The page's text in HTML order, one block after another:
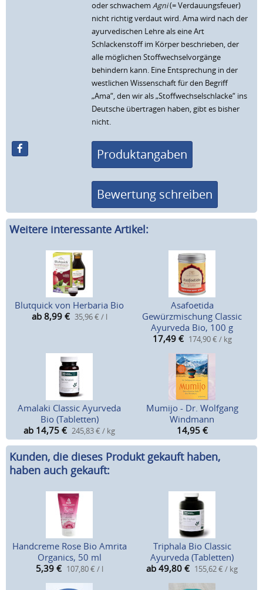
oder schwachemAgni(= Verdauungsfeuer)
nicht richtig verdaut wird. Ama wird nach der
ayurvedischen Lehre als eine Art
Schlackenstoff im Körper beschrieben, der
alle möglichen Stoffwechselvorgänge
behindern kann. Eine Entsprechung in der
westlichen Wissenschaft für den Begriff
„Ama“, den wir als „Stoffwechselschlacke“ ins
Deutsche übertragen haben, gibt es bisher
nicht.
Produktangaben
Bewertung schreiben
Weitere interessante Artikel:
Blutquick von Herbaria Bio
ab 8,99 € 35,96 € / l
Asafoetida
Gewürzmischung Classic
Ayurveda Bio, 100 g
17,49 € 174,90 € / kg
Amalaki Classic Ayurveda
Bio (Tabletten)
ab 14,75 € 245,83 € / kg
Mumijo - Dr. Wolfgang
Windmann
14,95 €
Kunden, die dieses Produkt gekauft haben,
haben auch gekauft:
Handcreme Rose Bio Amrita
Organics, 50 ml
5,39 € 107,80 € / l
Triphala Bio Classic
Ayurveda (Tabletten)
ab 49,80 € 155,62 € / kg